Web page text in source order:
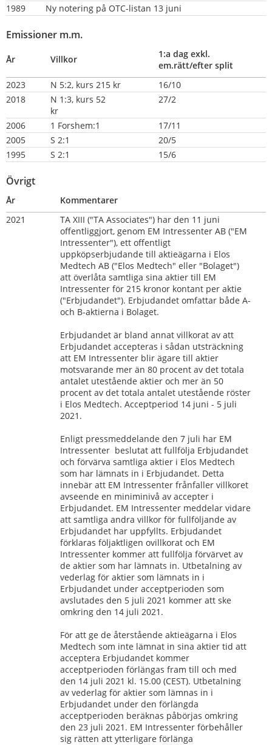
1989
Ny notering på OTC-listan 13 juni
Emissioner m.m.
År Villkor
1:a dag exkl.
em.rätt/efter split
2023
N 5:2, kurs 215 kr
16/10
2018
N 1:3, kurs 52
kr
27/2
2006 1 Forshem:1
17/11
2005
S 2:1
20/5
1995
S 2:1 15/6
Övrigt
År
Kommentarer
2021
TA XIII ("TA Associates") har den 11 juni
offentliggjort, genom EM Intressenter AB ("EM
Intressenter"), ett offentligt
uppköpserbjudande till aktieägarna i Elos
Medtech AB ("Elos Medtech" eller "Bolaget")
att överlåta samtliga sina aktier till EM
Intressenter för 215 kronor kontant per aktie
("Erbjudandet"). Erbjudandet omfattar både A-
och B-aktierna i Bolaget.
Erbjudandet är bland annat villkorat av att
Erbjudandet accepteras i sådan utsträckning
att EM Intressenter blir ägare till aktier
motsvarande mer än 80 procent av det totala
antalet utestående aktier och mer än 50
procent av det totala antalet utestående röster
i Elos Medtech. Acceptperiod 14 juni - 5 juli
2021.
Enligt pressmeddelande den 7 juli har EM
Intressenter  beslutat att fullfölja Erbjudandet
och förvärva samtliga aktier i Elos Medtech
som har lämnats in i Erbjudandet. Detta
innebär att EM Intressenter frånfaller villkoret
avseende en miniminivå av accepter i
Erbjudandet. EM Intressenter meddelar vidare
att samtliga andra villkor för fullföljande av
Erbjudandet har uppfyllts. Erbjudandet
förklaras följaktligen ovillkorat och EM
Intressenter kommer att fullfölja förvärvet av
de aktier som har lämnats in. Utbetalning av
vederlag för aktier som lämnats in i
Erbjudandet under acceptperioden som
avslutades den 5 juli 2021 kommer att ske
omkring den 14 juli 2021.
För att ge de återstående aktieägarna i Elos
Medtech som inte lämnat in sina aktier tid att
acceptera Erbjudandet kommer
acceptperioden förlängas fram till och med
den 14 juli 2021 kl. 15.00 (CEST). Utbetalning
av vederlag för aktier som lämnas in i
Erbjudandet under den förlängda
acceptperioden beräknas påbörjas omkring
den 23 juli 2021. EM Intressenter förbehåller
sig rätten att ytterligare förlänga